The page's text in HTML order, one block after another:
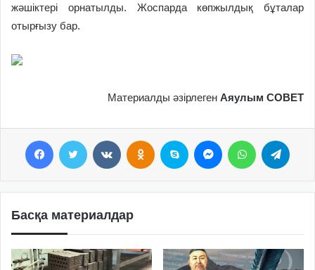
жәшіктері орнатылды. Жоспарда көпжылдық бұталар
отырғызу бар.
Материалды әзірлеген Аяулым СОВЕТ
Басқа материалдар